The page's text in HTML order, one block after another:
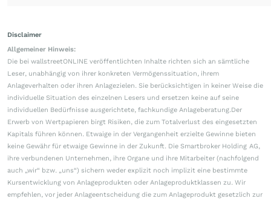
Disclaimer
Allgemeiner Hinweis:
Die bei wallstreetONLINE veröffentlichten Inhalte richten sich an sämtliche
Leser, unabhängig von ihrer konkreten Vermögenssituation, ihrem
Anlageverhalten oder ihren Anlagezielen. Sie berücksichtigen in keiner Weise die
individuelle Situation des einzelnen Lesers und ersetzen keine auf seine
individuellen Bedürfnisse ausgerichtete, fachkundige Anlageberatung.Der
Erwerb von Wertpapieren birgt Risiken, die zum Totalverlust des eingesetzten
Kapitals führen können. Etwaige in der Vergangenheit erzielte Gewinne bieten
keine Gewähr für etwaige Gewinne in der Zukunft. Die Smartbroker Holding AG,
ihre verbundenen Unternehmen, ihre Organe und ihre Mitarbeiter (nachfolgend
auch „wir“ bzw. „uns“) sichern weder explizit noch implizit eine bestimmte
Kursentwicklung von Anlageprodukten oder Anlageproduktklassen zu. Wir
empfehlen, vor jeder Anlageentscheidung die zum Anlageprodukt gesetzlich zur